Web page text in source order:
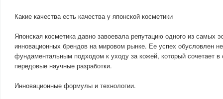
Какие качества есть качества у японской косметики
Японская косметика давно завоевала репутацию одного из самых
инновационных брендов на мировом рынке. Ее успех обусловлен
фундаментальным подходом к уходу за кожей, который сочетает в
передовые научные разработки.
Инновационные формулы и технологии.